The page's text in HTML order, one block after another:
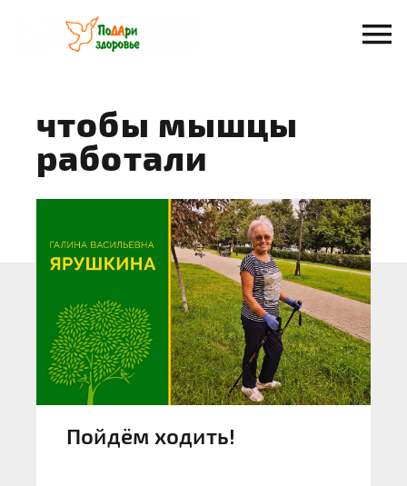
содержанию
чтобы мышцы
работали
Пойдём ходить!